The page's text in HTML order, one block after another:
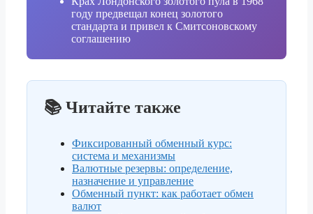
году предвещал конец золотого
стандарта и привел к Смитсоновскому
соглашению
📚 Читайте также
Фиксированный обменный курс:
система и механизмы
Валютные резервы: определение,
назначение и управление
Обменный пункт: как работает обмен
валют